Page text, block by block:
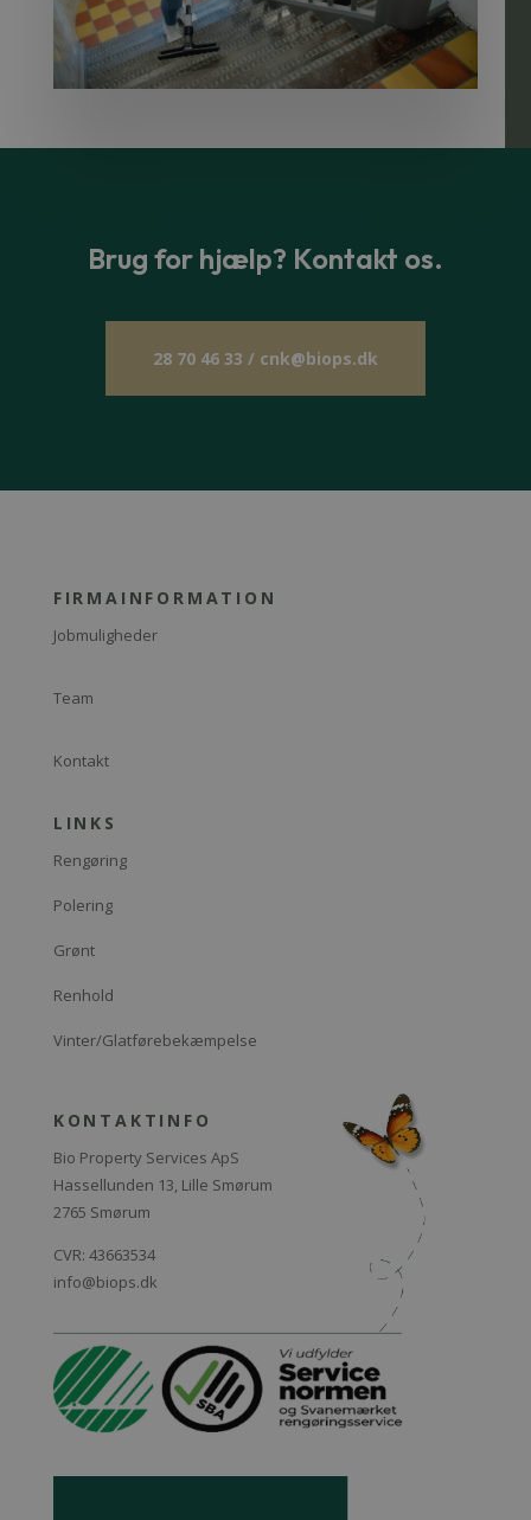
Brug for hjælp? Kontakt os.
28 70 46 33 / cnk@biops.dk
FIRMAINFORMATION
Jobmuligheder
Team
Kontakt
LINKS
Rengøring
Polering
Grønt
Renhold
Vinter/Glatførebekæmpelse
KONTAKTINFO
Bio Property Services ApS
Hassellunden 13, Lille Smørum
2765 Smørum
CVR: 43663534
info@biops.dk